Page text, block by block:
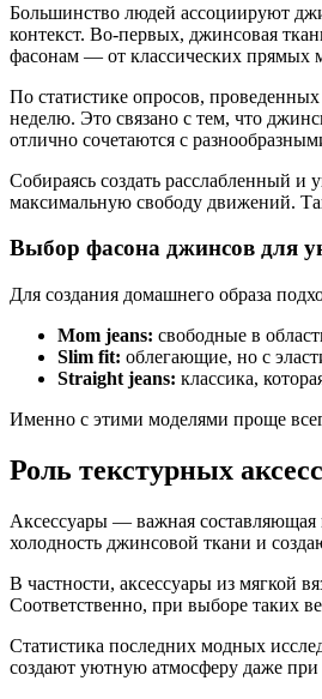
Большинство людей ассоциируют
контекст. Во-первых, джинсовая
фасонам — от классических прямых
По статистике опросов,
неделю. Это связано с тем, что
отлично сочетаются с
Собираясь создать расслабленный и
максимальную свободу движений.
Выбор фасона джинсов для
Для создания домашнего образа
Mom jeans: свободные в
Slim fit: облегающие, но с
Straight jeans: классика,
Именно с этими моделями проще
Роль текстурных
Аксессуары — важная составляющая
холодность джинсовой ткани и
В частности, аксессуары из мягкой
Соответственно, при выборе таких
Статистика последних модных
создают уютную атмосферу даже